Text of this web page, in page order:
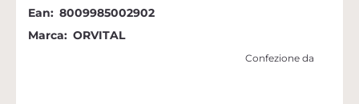
Ean: 8009985002902
Marca: ORVITAL
Confezione da